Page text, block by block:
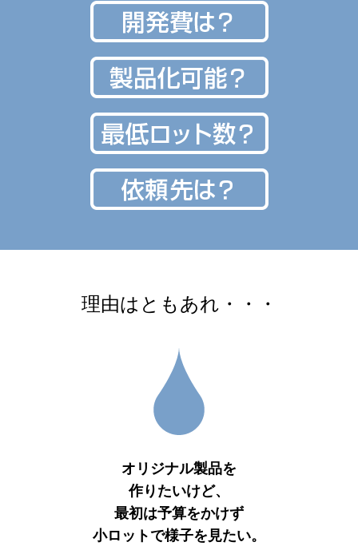
理由はともあれ・・・
オリジナル製品を
作りたいけど、
最初は予算をかけず
小ロットで様子を見たい。